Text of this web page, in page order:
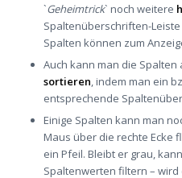
`Geheimtrick` noch weitere
Spaltenüberschriften-
Spalten können zum
Auch kann man die
sortieren , indem man ein
entsprechende
Einige Spalten kann man
Maus über die rechte Ecke
ein Pfeil. Bleibt er grau,
Spaltenwerten filtern –